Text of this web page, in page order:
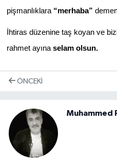
pişmanlıklara “merhaba”
İhtiras düzenine taş koyan ve
rahmet ayınaselam olsun.
ÖNCEKI
Muhammed